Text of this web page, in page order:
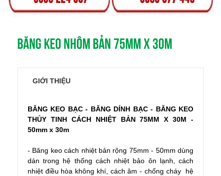
BĂNG KEO NHÔM BẢN 75MM X 30M
GIỚI THIỆU
BĂNG KEO BẠC - BĂNG DÍNH BẠC - BĂNG KEO
THỦY TINH CÁCH NHIỆT BẢN 75MM X 30M -
50mm x 30m
- Băng keo cách nhiệt bản rộng 75mm - 50mm dùng
dán trong hệ thống cách nhiệt bảo ôn lạnh, cách
nhiệt điều hòa không khí, cách âm - chống cháy hệ